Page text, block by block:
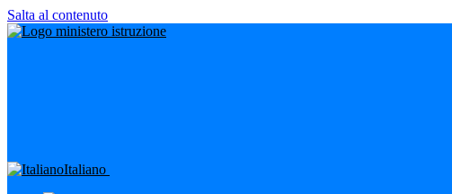
Salta al contenuto
Italiano